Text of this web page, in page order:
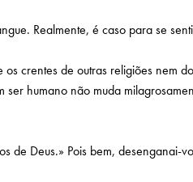
Realmente, é caso para se
crentes de outras religiões nem
humano não muda
Deus.» Pois bem, desenganai-